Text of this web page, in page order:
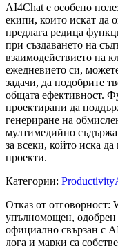
AI4Chat е особено
екипи, които искат да
предлага редица
при създаването на
взаимодействието на
ежедневието си,
задачи, да подобрите
общата ефективност.
проектирани да
генериране на
мултимедийно
за всеки, който иска
проекти.
Категории: Productivity
Отказ от отговорност:
упълномощен, одобрен
официално свързан с
лога и марки са